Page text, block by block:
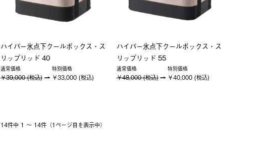
ハイパー氷点下クールボックス・ス
リップリッド 40
通常価格
￥39,000 (税込)
特別価格
￥33,000 (税込)
ハイパー氷点下クールボックス・ス
リップリッド 55
通常価格
￥48,000 (税込)
特別価格
￥40,000 (税込)
14件中 1 〜 14件（1ページ⽬を表⽰中）